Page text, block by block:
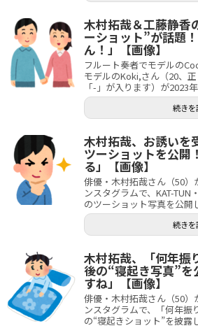
木村拓哉＆工藤静香
ーショット”が話題
ん！」【画像】
フルート奏者でモデルの
モデルのKoki,さん（20、
「-」が入ります）が2023
続きを
木村拓哉、お誘いを
ツーショットを公開
る」【画像】
俳優・木村拓哉さん（50）
ンスタグラムで、KAT-TUN
のツーショット写真を公開
続きを
木村拓哉、「何年振
後の“寝起き写真”を
すね」【画像】
俳優・木村拓哉さん（50）
ンスタグラムで、「何年振
の“寝起きショット”を披露